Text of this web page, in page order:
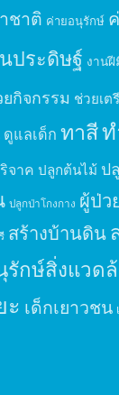
ชาติ ค่ายอนุรักษ์
ประดิษฐ์ งานฝี
กิจกรรม ช่วยเต
ดูแลเด็ก ทาสี
จาค ปลูกต้นไม้ ป
ปลูกป่าโกงกาง ผู้ป่ว
สร้างบ้านดิน
รักษ์สิ่งแวด
ะ เด็กเยาวชน